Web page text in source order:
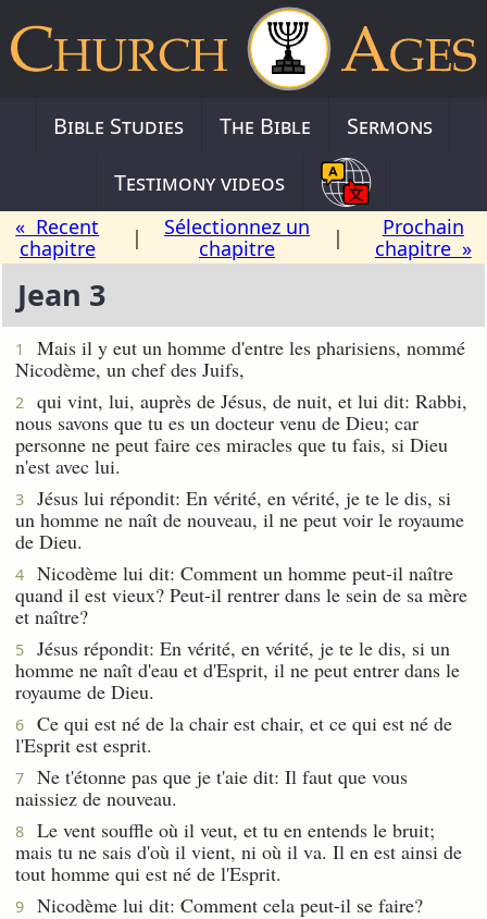
Bible Studies The Bible
Sermons
Testimony videos
« Recent
chapitre
|
Sélectionnez un
chapitre
|
Prochain
chapitre »
Jean 3
1
Mais il y eut un homme d'entre les pharisiens, nommé
Nicodème, un chef des Juifs,
2
qui vint, lui, auprès de Jésus, de nuit, et lui dit: Rabbi,
nous savons que tu es un docteur venu de Dieu; car
personne ne peut faire ces miracles que tu fais, si Dieu
n'est avec lui.
3
Jésus lui répondit: En vérité, en vérité, je te le dis, si
un homme ne naît de nouveau, il ne peut voir le royaume
de Dieu.
4
Nicodème lui dit: Comment un homme peut-il naître
quand il est vieux? Peut-il rentrer dans le sein de sa mère
et naître?
5
Jésus répondit: En vérité, en vérité, je te le dis, si un
homme ne naît d'eau et d'Esprit, il ne peut entrer dans le
royaume de Dieu.
6
Ce qui est né de la chair est chair, et ce qui est né de
l'Esprit est esprit.
7
Ne t'étonne pas que je t'aie dit: Il faut que vous
naissiez de nouveau.
8
Le vent souffle où il veut, et tu en entends le bruit;
mais tu ne sais d'où il vient, ni où il va. Il en est ainsi de
tout homme qui est né de l'Esprit.
9 Nicodème lui dit: Comment cela peut-il se faire?